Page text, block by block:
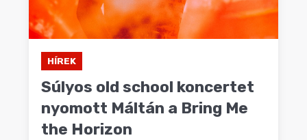
HÍREK
Súlyos old school koncertet
nyomott Máltán a Bring Me
the Horizon